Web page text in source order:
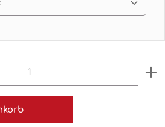
den gewünschten Wert